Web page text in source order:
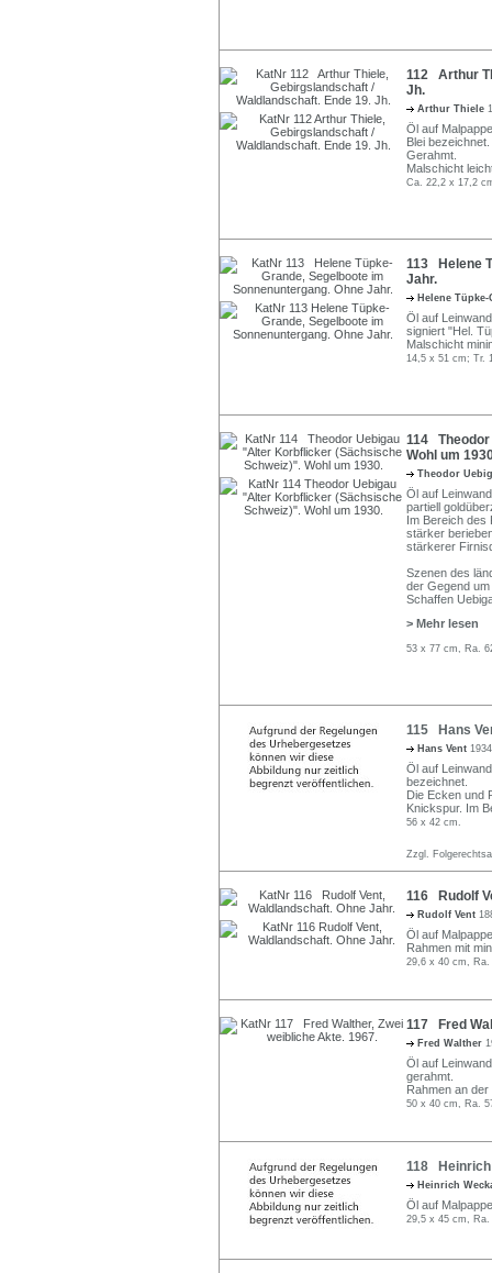
112 Arthur
Jh.
Arthur Thiele
Öl auf
Blei bezeichnet.
Gerahmt.
Malschicht
Ca. 22,2 x 17,2
113 Helene
Jahr.
Helene
Öl auf
signiert "Hel.
Malschicht
14,5 x 51 cm; Tr.
114 Theodor
Wohl um
Theodor
Öl auf
partiell
Im Bereich des
stärker
stärkerer
Szenen des
der Gegend
Schaffen
> Mehr lesen
53 x 77 cm, Ra.
115 Hans
Hans Vent
Öl auf
bezeichnet.
Die Ecken und
Knickspur. Im
56 x 42 cm.
Zzgl.
116 Rudolf
Rudolf Vent
Öl auf
Rahmen mit
29,6 x 40 cm,
117 Fred
Fred Walther
Öl auf
gerahmt.
Rahmen an
50 x 40 cm, Ra.
118 Heinrich
Heinrich
Öl auf
29,5 x 45 cm,